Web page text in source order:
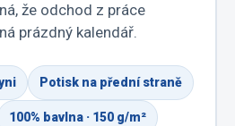
že odchod z práce
prázdný kalendář.
Potisk na přední straně
100% bavlna · 150 g/m²